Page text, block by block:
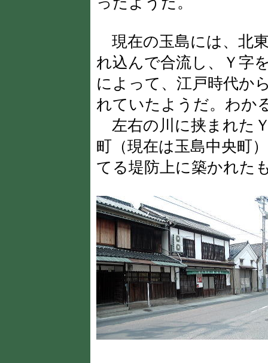
現在の玉島には、北
れ込んで合流し、Ｙ字
によって、江戸時代か
れていたようだ。わか
左右の川に挟まれた
町（現在は玉島中央町
てる堤防上に築かれた